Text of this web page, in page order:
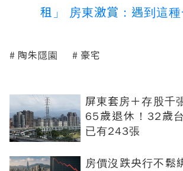
租」 房東激賞：遇到這
陶朱隱園 豪宅
屏東套房＋存股千
65歲退休！32歲
已有243張
房價沒跌央行不鬆